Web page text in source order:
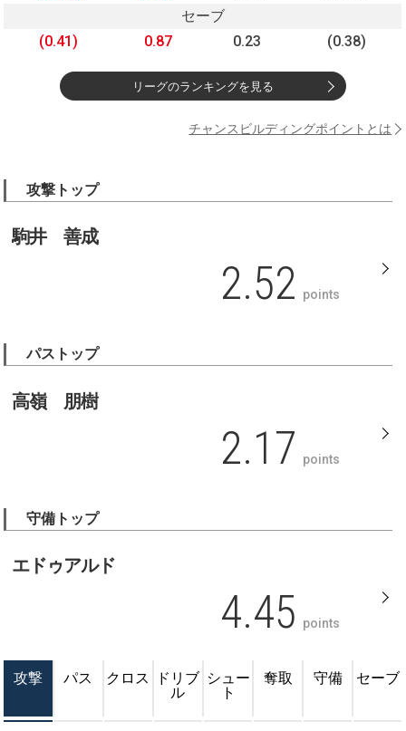
セーブ
(0.41)
0.87 0.23 (0.38)
リーグのランキングを見る
チャンスビルディングポイントとは
攻撃トップ
駒井 善成
2.52 points
パストップ
高嶺 朋樹
2.17 points
守備トップ
エドゥアルド
4.45 points
攻撃 パス クロス
ドリブ
ル
シュー
ト
奪取 守備 セーブ